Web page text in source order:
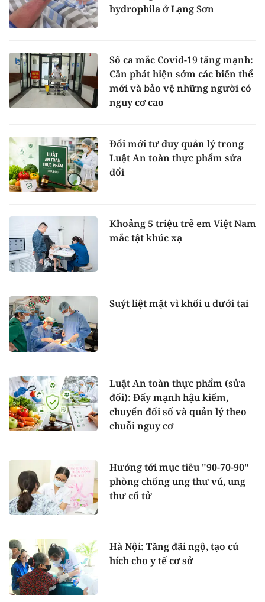
hydrophila ở Lạng Sơn
Số ca mắc Covid-19 tăng mạnh:
Cần phát hiện sớm các biến thể
mới và bảo vệ những người có
nguy cơ cao
Đổi mới tư duy quản lý trong
Luật An toàn thực phẩm sửa
đổi
Khoảng 5 triệu trẻ em Việt Nam
mắc tật khúc xạ
Suýt liệt mặt vì khối u dưới tai
Luật An toàn thực phẩm (sửa
đổi): Đẩy mạnh hậu kiểm,
chuyển đổi số và quản lý theo
chuỗi nguy cơ
Hướng tới mục tiêu "90-70-90"
phòng chống ung thư vú, ung
thư cổ tử
Hà Nội: Tăng đãi ngộ, tạo cú
hích cho y tế cơ sở